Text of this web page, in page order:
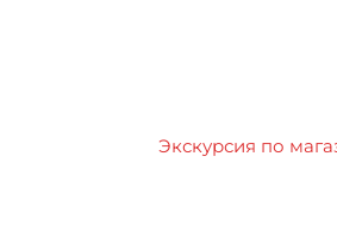
Экскурсия по